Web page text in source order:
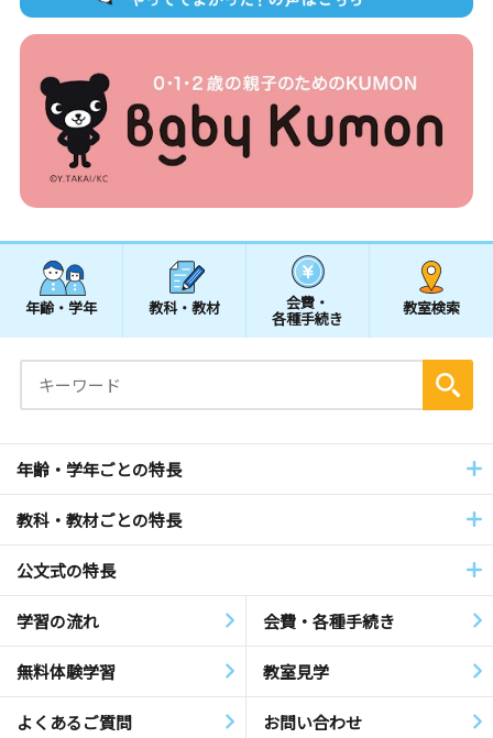
年齢・学年 教科・教材 会費・
各種手続き
教室検索
年齢・学年ごとの特長
教科・教材ごとの特長
公文式の特長
学習の流れ 会費・各種手続き
無料体験学習 教室見学
よくあるご質問 お問い合わせ